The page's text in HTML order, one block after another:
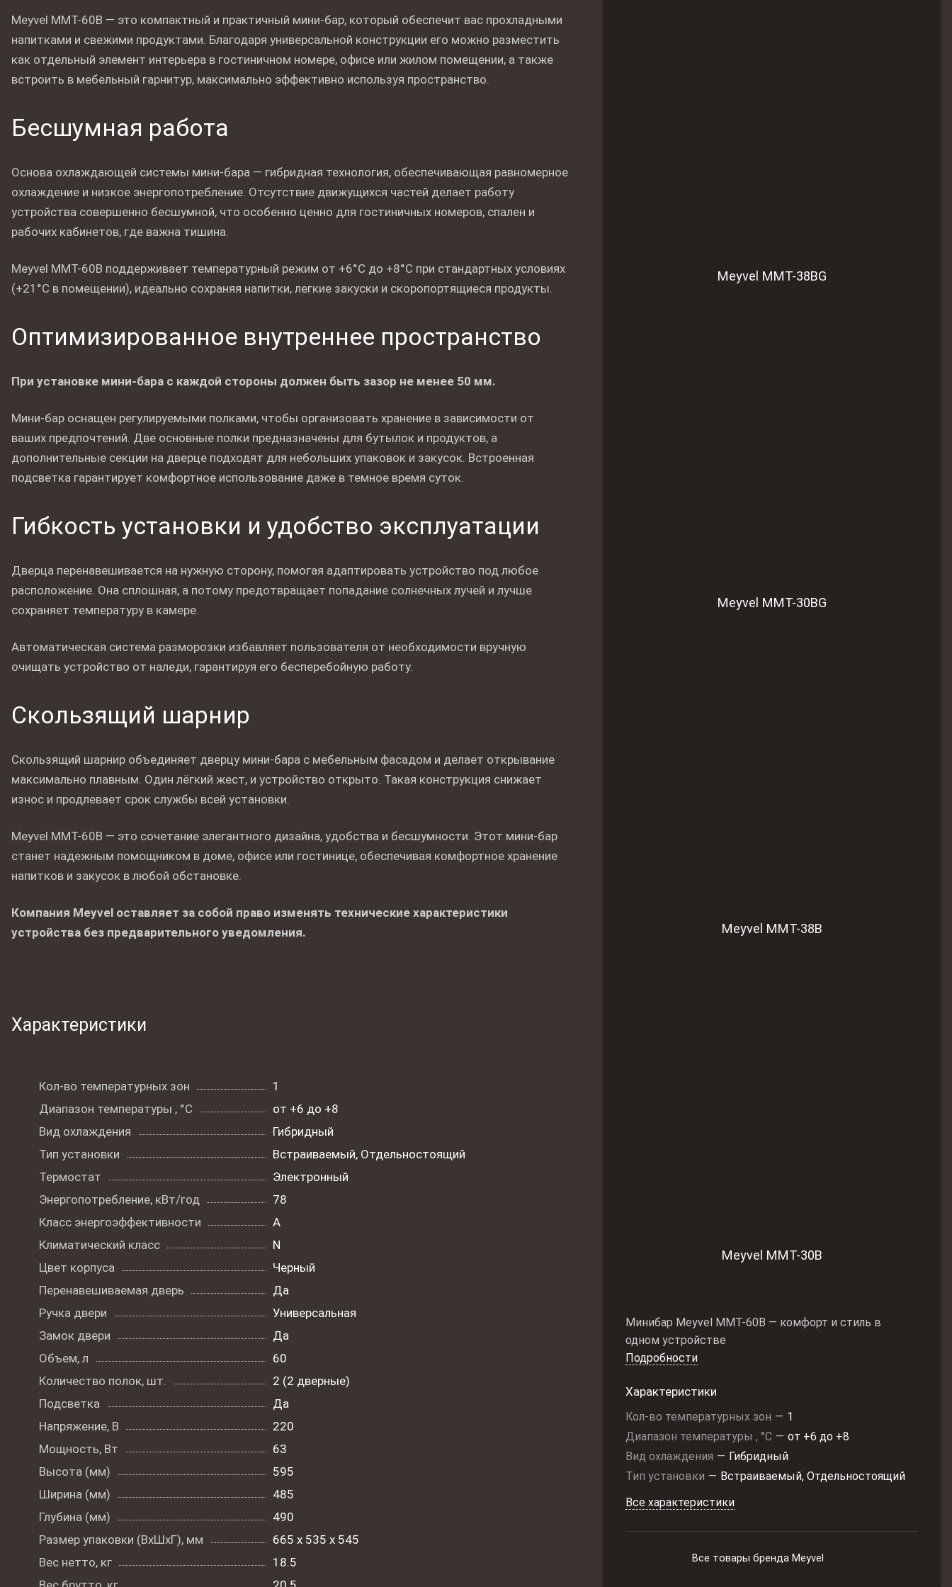
Meyvel MMT-38BG
Meyvel MMT-30BG
Meyvel MMT-38B
Meyvel MMT-30B
Минибар Meyvel MMT-60B — комфорт и стиль в
одном устройстве
Подробности
Характеристики
Кол-во температурных зон — 1
Диапазон температуры , °C — от +6 до +8
Вид охлаждения — Гибридный
Тип установки — Встраиваемый, Отдельностоящий
Все характеристики
Все товары бренда Meyvel
Meyvel MMT-60B — это компактный и практичный мини-бар, который обеспечит вас прохладными
напитками и свежими продуктами. Благодаря универсальной конструкции его можно разместить
как отдельный элемент интерьера в гостиничном номере, офисе или жилом помещении, а также
встроить в мебельный гарнитур, максимально эффективно используя пространство.
Бесшумная работа
Основа охлаждающей системы мини-бара — гибридная технология, обеспечивающая равномерное
охлаждение и низкое энергопотребление. Отсутствие движущихся частей делает работу
устройства совершенно бесшумной, что особенно ценно для гостиничных номеров, спален и
рабочих кабинетов, где важна тишина.
Meyvel MMT-60B поддерживает температурный режим от +6°C до +8°C при стандартных условиях
(+21°C в помещении), идеально сохраняя напитки, легкие закуски и скоропортящиеся продукты.
Оптимизированное внутреннее пространство
При установке мини-бара с каждой стороны должен быть зазор не менее 50 мм.
Мини-бар оснащен регулируемыми полками, чтобы организовать хранение в зависимости от
ваших предпочтений. Две основные полки предназначены для бутылок и продуктов, а
дополнительные секции на дверце подходят для небольших упаковок и закусок. Встроенная
подсветка гарантирует комфортное использование даже в темное время суток.
Гибкость установки и удобство эксплуатации
Дверца перенавешивается на нужную сторону, помогая адаптировать устройство под любое
расположение. Она сплошная, а потому предотвращает попадание солнечных лучей и лучше
сохраняет температуру в камере.
Автоматическая система разморозки избавляет пользователя от необходимости вручную
очищать устройство от наледи, гарантируя его бесперебойную работу.
Скользящий шарнир
Скользящий шарнир объединяет дверцу мини-бара с мебельным фасадом и делает открывание
максимально плавным. Один лёгкий жест, и устройство открыто. Такая конструкция снижает
износ и продлевает срок службы всей установки.
Meyvel MMT-60B — это сочетание элегантного дизайна, удобства и бесшумности. Этот мини-бар
станет надежным помощником в доме, офисе или гостинице, обеспечивая комфортное хранение
напитков и закусок в любой обстановке.
Компания Meyvel оставляет за собой право изменять технические характеристики
устройства без предварительного уведомления.
Характеристики
Кол-во температурных зон
1
Диапазон температуры , °C
от +6 до +8
Вид охлаждения
Гибридный
Тип установки
Встраиваемый, Отдельностоящий
Термостат
Электронный
Энергопотребление, кВт/год
78
Класс энергоэффективности
A
Климатический класс
N
Цвет корпуса
Черный
Перенавешиваемая дверь
Да
Ручка двери
Универсальная
Замок двери
Да
Объем, л
60
Количество полок, шт.
2 (2 дверные)
Подсветка
Да
Напряжение, В
220
Мощность, Вт
63
Высота (мм)
595
Ширина (мм)
485
Глубина (мм)
490
Размер упаковки (ВxШxГ), мм
665 x 535 x 545
Вес нетто, кг
18.5